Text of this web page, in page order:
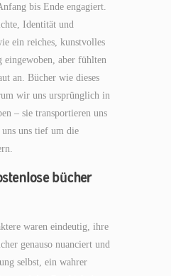
bis Ende engagiert.
Identität und
ein reiches, kunstvolles
aber fühlten
an. Bücher wie dieses
wir uns ursprünglich in
– sie transportieren uns
uns tief um die
bücher
waren eindeutig, ihre
genauso nuanciert und
selbst, ein wahrer